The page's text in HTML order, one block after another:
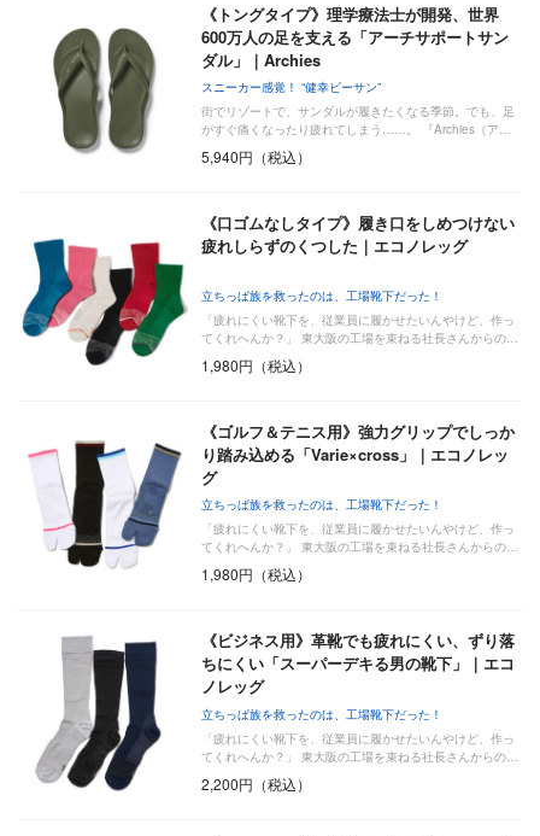
《トングタイプ》理学療法士が開発、世界
600万人の足を支える「アーチサポートサン
ダル」｜Archies
スニーカー感覚！ “健幸ビーサン”
街でリゾートで、サンダルが履きたくなる季節。でも、足
がすぐ痛くなったり疲れてしまう……。 『Archies（ア…
5,940円（税込）
《口ゴムなしタイプ》履き口をしめつけない
疲れしらずのくつした｜エコノレッグ
立ちっぱ族を救ったのは、工場靴下だった！
「疲れにくい靴下を、従業員に履かせたいんやけど、作っ
てくれへんか？」 東大阪の工場を束ねる社長さんからの…
1,980円（税込）
《ゴルフ＆テニス用》強力グリップでしっか
り踏み込める「Varie×cross」｜エコノレッ
グ
立ちっぱ族を救ったのは、工場靴下だった！
「疲れにくい靴下を、従業員に履かせたいんやけど、作っ
てくれへんか？」 東大阪の工場を束ねる社長さんからの…
1,980円（税込）
《ビジネス用》革靴でも疲れにくい、ずり落
ちにくい「スーパーデキる男の靴下」｜エコ
ノレッグ
立ちっぱ族を救ったのは、工場靴下だった！
「疲れにくい靴下を、従業員に履かせたいんやけど、作っ
てくれへんか？」 東大阪の工場を束ねる社長さんからの…
2,200円（税込）